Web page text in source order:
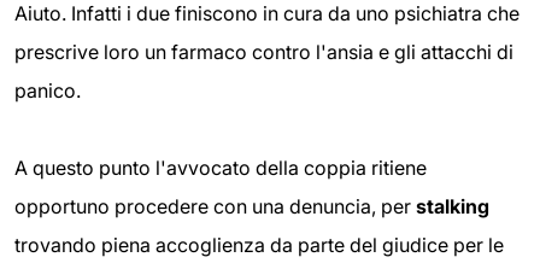
Aiuto. Infatti i due finiscono in cura da uno psichiatra che
prescrive loro un farmaco contro l'ansia e gli attacchi di
panico.
A questo punto l'avvocato della coppia ritiene
opportuno procedere con una denuncia, per stalking
trovando piena accoglienza da parte del giudice per le